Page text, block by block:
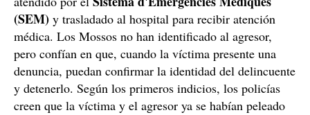
(SEM) y trasladado al hospital para recibir atención
médica. Los Mossos no han identificado al agresor,
pero confían en que, cuando la víctima presente una
denuncia, puedan confirmar la identidad del delincuente
y detenerlo. Según los primeros indicios, los policías
creen que la víctima y el agresor ya se habían peleado